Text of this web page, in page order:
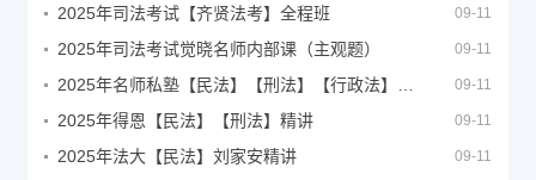
2025年司法考试【齐贤法考】全程班 09-11
2025年司法考试觉晓名师内部课（主观题） 09-11
09-11
2025年得恩【民法】【刑法】精讲 09-11
2025年法大【民法】刘家安精讲 09-11